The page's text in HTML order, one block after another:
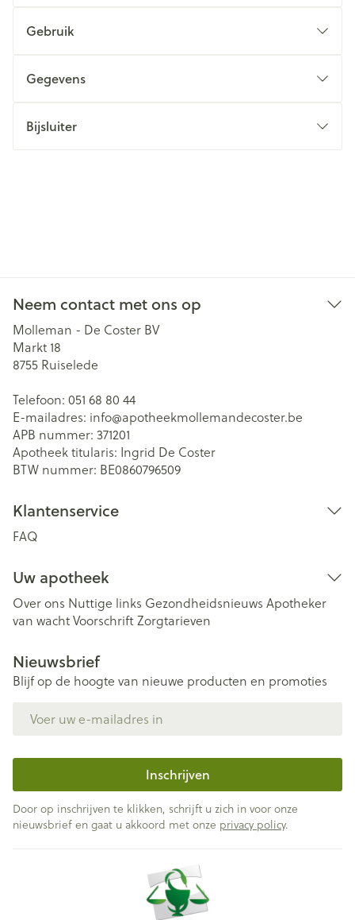
Gebruik
Gegevens
Bijsluiter
Neem contact met ons op
Molleman - De Coster BV
Markt 18
8755 Ruiselede
Telefoon: 051 68 80 44
E-mailadres: info@apotheekmollemandecoster.be
APB nummer: 371201
Apotheek titularis: Ingrid De Coster
BTW nummer: BE0860796509
Klantenservice
FAQ
Uw apotheek
Over ons Nuttige links Gezondheidsnieuws Apotheker
van wachtVoorschriftZorgtarieven
Nieuwsbrief
Blijf op de hoogte van nieuwe producten en promoties
Inschrijven
Door op inschrijven te klikken, schrijft u zich in voor onze
nieuwsbrief en gaat u akkoord met onze privacy policy.